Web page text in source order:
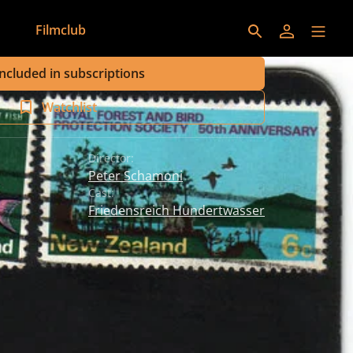
Filmclub
in subscriptions
Watchlist
Director:
Peter Schamoni
Cast:
Friedensreich Hundertwasser